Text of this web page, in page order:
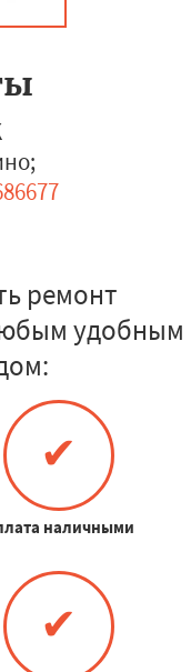
;
ремонт
удобным
✔
наличными
✔